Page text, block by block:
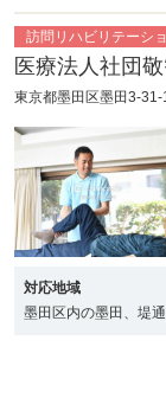
訪問リハビリテーシ
医療法人社団
東京都墨田区墨田3-31-
対応地域
墨田区内の墨田、堤